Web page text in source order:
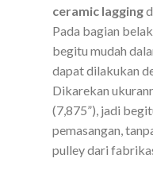
ceramic lagging
Pada bagian
begitu mudah
dapat dilakukan
Dikarekan
(7,875”), jadi
pemasangan,
pulley dari